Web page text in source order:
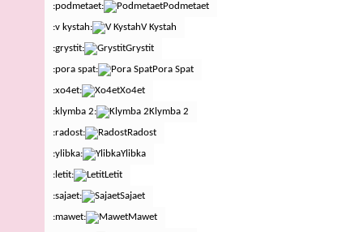
:podmetaet:
Podmetaet
:v kystah:
V Kystah
:grystit:
Grystit
:pora spat:
Pora Spat
:xo4et:
Xo4et
:klymba 2:
Klymba 2
:radost:
Radost
:ylibka:
Ylibka
:letit:
Letit
:sajaet:
Sajaet
:mawet:
Mawet